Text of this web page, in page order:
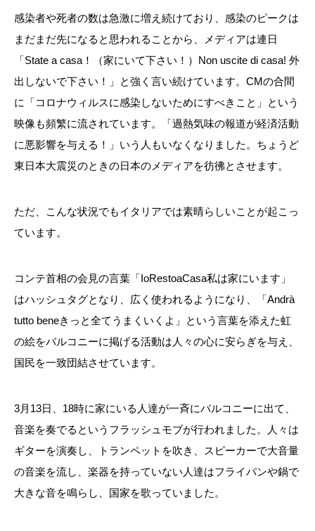
感染者や死者の数は急激に増え続けており、感染のピークは
まだまだ先になると思われることから、メディアは連日
「State a casa ！（家にいて下さい！） Non uscite di casa! 外
出しないで下さい！」と強く言い続けています。 CMの合間
に「コロナウィルスに感染しないためにすべきこと」という
映像も頻繁に流されています。「過熱気味の報道が経済活動
に悪影響を与える！」いう人もいなくなりました。ちょうど
東日本大震災のときの日本のメディアを彷彿とさせます。
ただ、こんな状況でもイタリアでは素晴らしいことが起こっ
ています。
コンテ首相の会見の言葉「IoRestoaCasa私は家にいます」
はハッシュタグとなり、広く使われるようになり、「Andrà
tutto beneきっと全てうまくいくよ」という言葉を添えた虹
の絵をバルコニーに掲げる活動は人々の心に安らぎを与え、
国民を一致団結させています。
3月 13日、 18時に家にいる人達が一斉にバルコニーに出て、
音楽を奏でるというフラッシュモブが行われました。人々は
ギターを演奏し、トランペットを吹き、スピーカーで大音量
の音楽を流し、楽器を持っていない人達はフライパンや鍋で
大きな音を鳴らし、国家を歌っていました。